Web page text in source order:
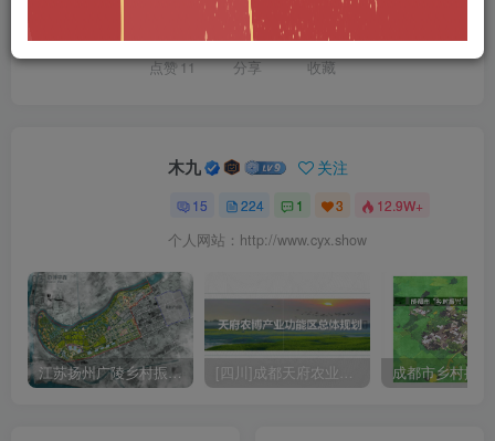
点赞11 分享 收藏
木九 关注
15 224 1 3 12.9W+
个人网站：http://www.cyx.show
江苏扬州广陵乡村振兴农业现代规划方案文本 [四川]成都天府农业产业园总体规划设计PDF